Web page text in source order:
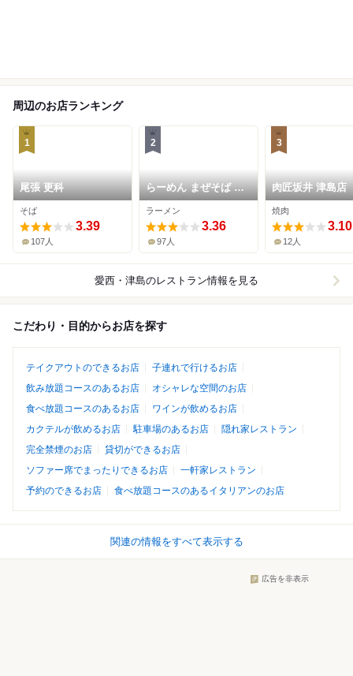
周辺のお店ランキング
1
尾張 更科
そば
3.39
107人
2
らーめん まぜそば 明
大
ラーメン
3.36
97人
3
肉匠坂井 津島店
焼肉
3.10
12人
愛西・津島のレストラン情報を見る
こだわり・目的からお店を探す
テイクアウトのできるお店
子連れで行けるお店
飲み放題コースのあるお店
オシャレな空間のお店
食べ放題コースのあるお店
ワインが飲めるお店
カクテルが飲めるお店
駐車場のあるお店
隠れ家レストラン
完全禁煙のお店
貸切ができるお店
ソファー席でまったりできるお店
一軒家レストラン
予約のできるお店
食べ放題コースのあるイタリアンのお店
関連の情報をすべて表示する
広告を非表示